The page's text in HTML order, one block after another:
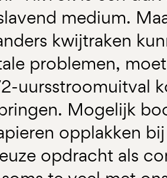
medium.
kwijtraken
problemen,
uursstroomuitval
Mogelijk
opplakken
opdracht als